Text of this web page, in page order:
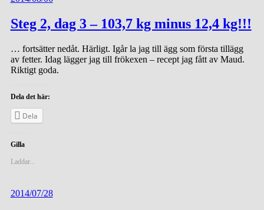
Steg 2, dag 3 – 103,7 kg minus 12,4 kg!!!
… fortsätter nedåt. Härligt. Igår la jag till ägg som första tillägg
av fetter. Idag lägger jag till frökexen – recept jag fått av Maud.
Riktigt goda.
Dela det här:
Dela
Gilla
Laddar...
2014/07/28